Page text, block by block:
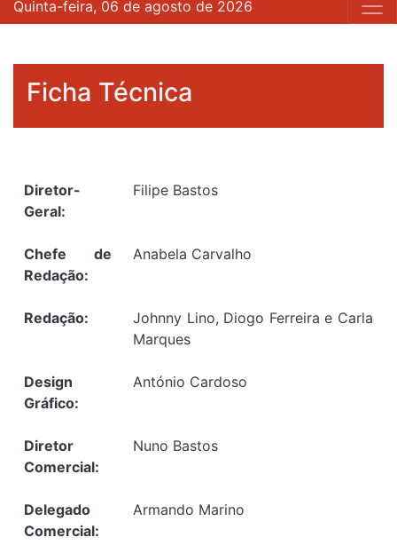
Quinta-feira, 06 de agosto de 2026
Ficha Técnica
Diretor-
Geral:
Filipe Bastos
Chefe de
Redação:
Anabela Carvalho
Redação:
Johnny Lino, Diogo Ferreira e Carla
Marques
Design
Gráfico:
António Cardoso
Diretor
Comercial:
Nuno Bastos
Delegado
Comercial:
Armando Marino